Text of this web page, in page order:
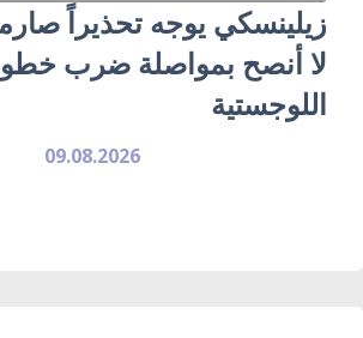
زيلينسكي يوجه تحذيراً
لا أنصح بمواصلة ضرب
اللوجستية
09.08.2026